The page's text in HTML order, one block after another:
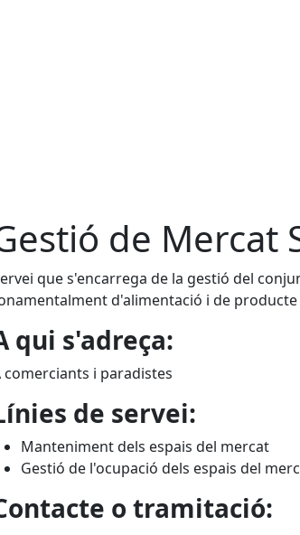
de Mercat
que s'encarrega de la gestió del
d'alimentació i de
qui s'adreça:
comerciants i paradistes
de servei:
Manteniment dels espais del mercat
Gestió de l'ocupació dels espais del
o tramitació: